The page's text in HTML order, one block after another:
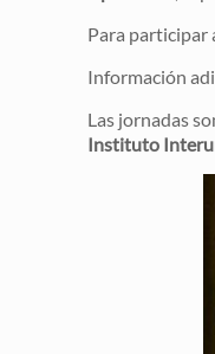
Para participar
Información
Las jornadas
Instituto